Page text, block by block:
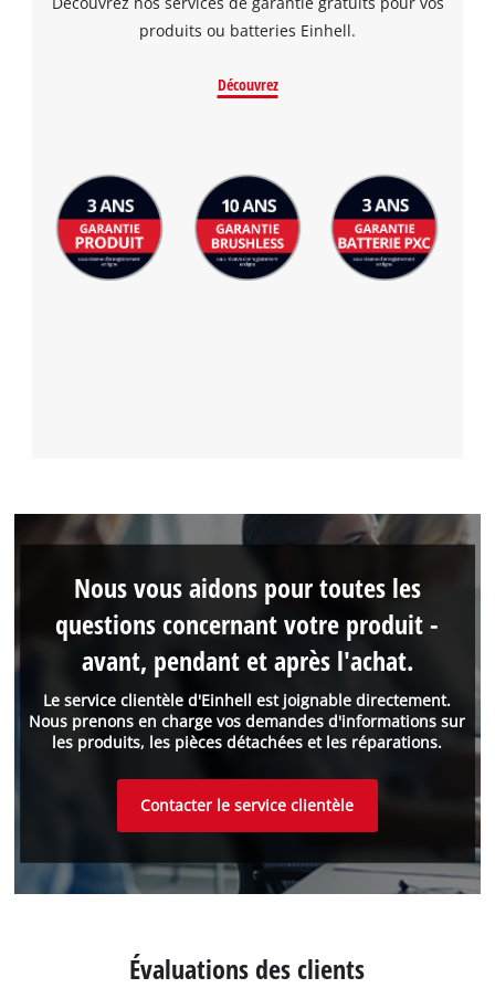
produits ou batteries Einhell.
Découvrez
Le service clientèle d'Einhell est joignable directement.
Nous prenons en charge vos demandes d'informations sur
les produits, les pièces détachées et les réparations.
Nous vous aidons pour toutes les
questions concernant votre produit -
avant, pendant et après l'achat.
Contacter le service clientèle
Évaluations des clients